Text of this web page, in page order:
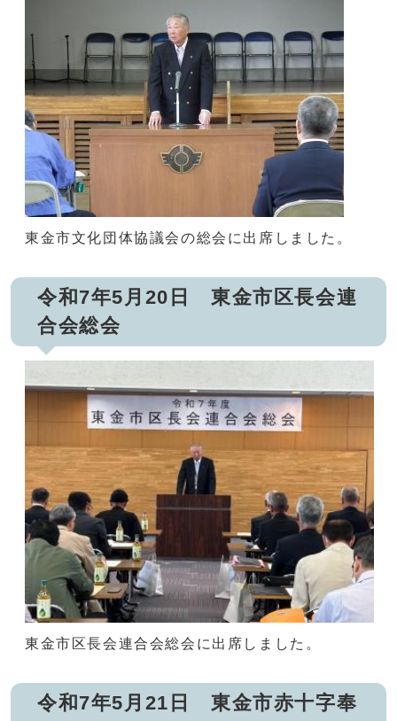
東金市文化団体協議会の総会に出席しました。
令和7年5月20日 東金市区長会連
合会総会
東金市区長会連合会総会に出席しました。
令和7年5月21日 東金市赤十字奉